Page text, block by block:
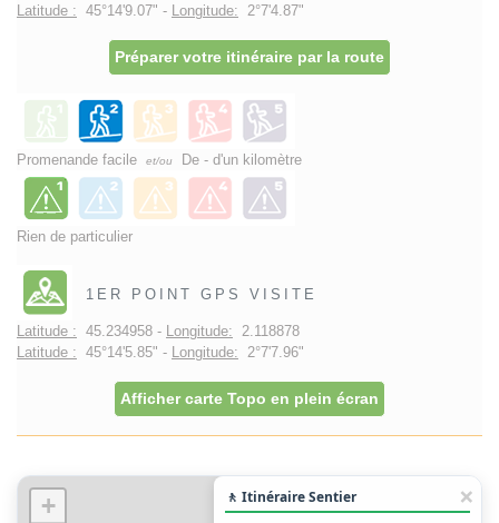
Latitude : 45°14'9.07" - Longitude: 2°7'4.87"
Préparer votre itinéraire par la route
Promenande facile et/ou De - d'un kilomètre
Rien de particulier
1ER POINT GPS VISITE
Latitude : 45.234958 - Longitude: 2.118878
Latitude : 45°14'5.85" - Longitude: 2°7'7.96"
Afficher carte Topo en plein écran
+
🚶 Itinéraire Sentier